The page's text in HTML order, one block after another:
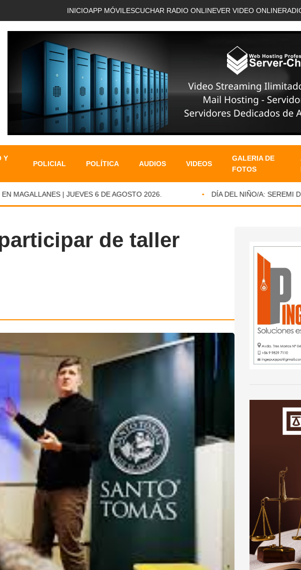
INICIOAPP MÓVIL ESCUCHAR RADIO ONLINEVER VIDEO ONLINE
Y
POLICIAL POLÍTICA AUDIOS VIDEOS
GALERIA DE
FOTOS
| JUEVES 6 DE AGOSTO 2026. DÍA DEL NIÑO/A: SEREMI DE
de taller